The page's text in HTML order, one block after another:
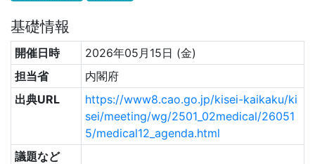
基礎情報
開催日時
2026年05月15日 (金)
担当省
内閣府
出典URL
https://www8.cao.go.jp/kisei-kaikaku/ki
sei/meeting/wg/2501_02medical/26051
5/medical12_agenda.html
議題など